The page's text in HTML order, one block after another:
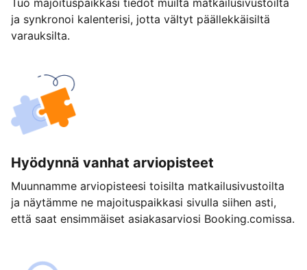
Tuo majoituspaikkasi tiedot muilta matkailusivustoilta
ja synkronoi kalenterisi, jotta vältyt päällekkäisiltä
varauksilta.
Hyödynnä vanhat arviopisteet
Muunnamme arviopisteesi toisilta matkailusivustoilta
ja näytämme ne majoituspaikkasi sivulla siihen asti,
että saat ensimmäiset asiakasarviosi Booking.comissa.